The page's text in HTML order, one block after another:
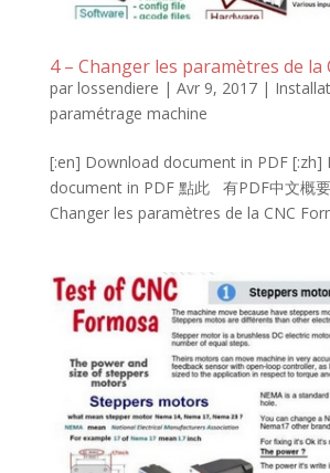
4 – Changer les paramètres de la
par lossendiere | Avr 9, 2017|
paramétrage machine
[:en] Download document in PDF [:zh]
document in PDF 點此 有PDF中文概
Changer les paramètres de la CNC